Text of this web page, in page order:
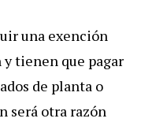
una exención
y tienen que pagar
de planta o
será otra razón